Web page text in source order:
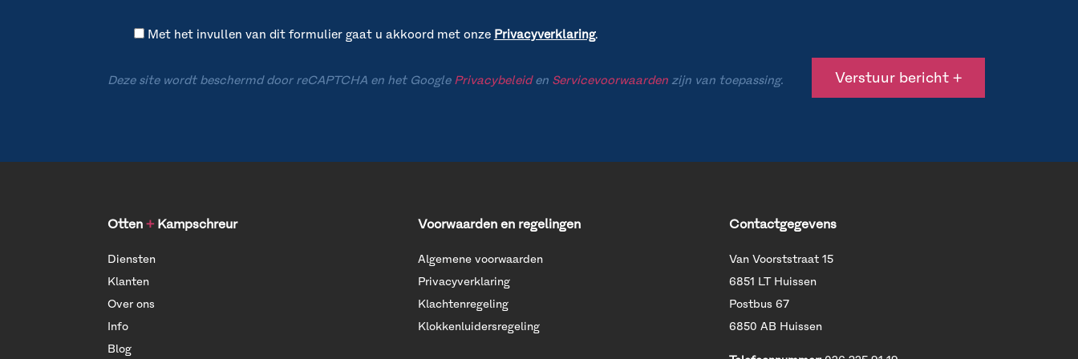
Met het invullen van dit formulier gaat u akkoord met onze Privacyverklaring.
Deze site wordt beschermd door reCAPTCHA en het Google Privacybeleiden Servicevoorwaarden zijn van toepassing.
Otten+Kampschreur
Diensten
Klanten
Over ons
Info
Blog
Voorwaarden en regelingen
Algemene voorwaarden
Privacyverklaring
Klachtenregeling
Klokkenluidersregeling
Contactgegevens
Van Voorststraat 15
6851 LT Huissen
Postbus 67
6850 AB Huissen